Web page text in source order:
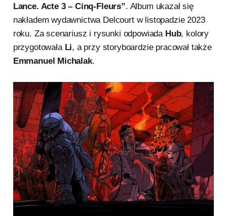
z dymu, mitów i lęku, nawet imię
może być klątwą,
Lance. Acte 3 – Cinq-Fleurs”. Album ukazał się
nakładem wydawnictwa Delcourt w listopadzie 2023
roku. Za scenariusz i rysunki odpowiada Hub, kolory
przygotowała Li, a przy storyboardzie pracował także
Emmanuel Michalak.